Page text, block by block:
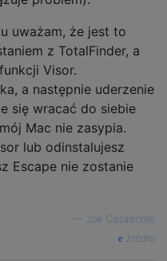
uważam, że jest to
z TotalFinder, a
Visor.
a następnie uderzenie
się wracać do siebie
Mac nie zasypia.
lub odinstalujesz
Escape nie zostanie
Joe Casadonte
źródło